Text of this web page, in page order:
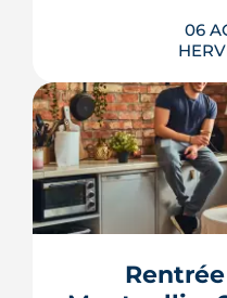
06
Montpellier
pièce de Port
l'Union, entrée
phase de
transformer un